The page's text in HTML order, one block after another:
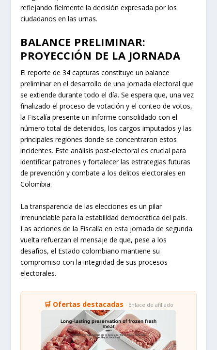
reflejando fielmente la decisión expresada por los
ciudadanos en las urnas.
BALANCE PRELIMINAR:
PROYECCIÓN DE LA JORNADA
El reporte de 34 capturas constituye un balance
preliminar en el desarrollo de una jornada electoral que
se extiende durante todo el día. Se espera que, una vez
finalizado el proceso de votación y el conteo de votos,
la Fiscalía presente un informe consolidado con el
número total de detenidos, los cargos imputados y las
principales regiones donde se concentraron estos
incidentes. Este análisis post-electoral es crucial para
identificar patrones y fortalecer las estrategias futuras
de prevención y combate a los delitos electorales en
Colombia.
La transparencia de las elecciones es un pilar
irrenunciable para la estabilidad democrática del país.
Las acciones de la Fiscalía en esta jornada de segunda
vuelta refuerzan el mensaje de que, pese a los
desafíos, el Estado colombiano mantiene su
compromiso con la integridad de sus procesos
electorales.
🛒 Ofertas destacadas · Enlace de afiliado